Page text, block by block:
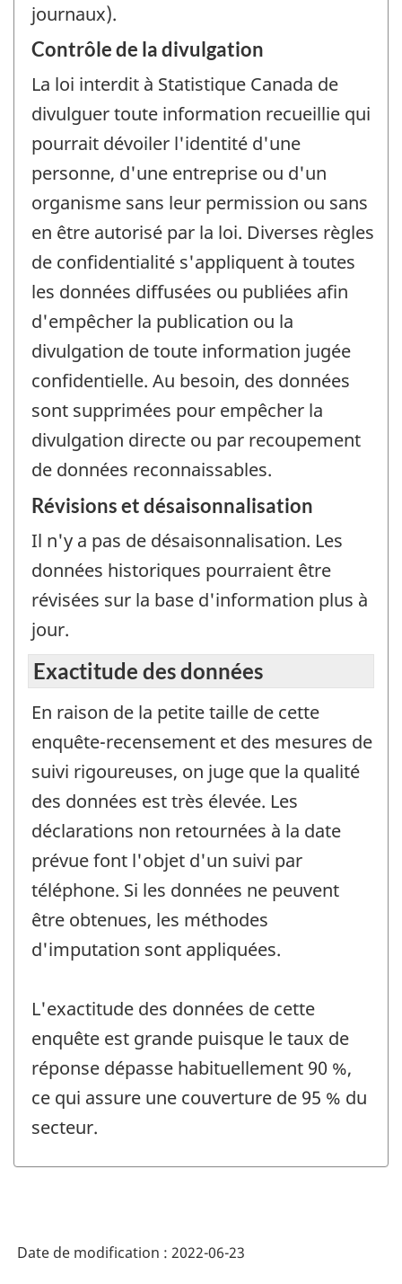
journaux).
Contrôle de la divulgation
La loi interdit à Statistique Canada de
divulguer toute information recueillie qui
pourrait dévoiler l'identité d'une
personne, d'une entreprise ou d'un
organisme sans leur permission ou sans
en être autorisé par la loi. Diverses règles
de confidentialité s'appliquent à toutes
les données diffusées ou publiées afin
d'empêcher la publication ou la
divulgation de toute information jugée
confidentielle. Au besoin, des données
sont supprimées pour empêcher la
divulgation directe ou par recoupement
de données reconnaissables.
Révisions et désaisonnalisation
Il n'y a pas de désaisonnalisation. Les
données historiques pourraient être
révisées sur la base d'information plus à
jour.
Exactitude des données
En raison de la petite taille de cette
enquête-recensement et des mesures de
suivi rigoureuses, on juge que la qualité
des données est très élevée. Les
déclarations non retournées à la date
prévue font l'objet d'un suivi par
téléphone. Si les données ne peuvent
être obtenues, les méthodes
d'imputation sont appliquées.
L'exactitude des données de cette
enquête est grande puisque le taux de
réponse dépasse habituellement 90 %,
ce qui assure une couverture de 95 % du
secteur.
Date de modification : 2022-06-23